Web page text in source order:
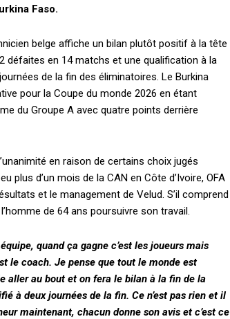
Faso.
belge affiche un bilan plutôt positif à la tête
défaites en 14 matchs et une qualification à la
de la fin des éliminatoires. Le Burkina
pour la Coupe du monde 2026 en étant
du Groupe A avec quatre points derrière
en raison de certains choix jugés
plus d’un mois de la CAN en Côte d’Ivoire, OFA
et le management de Velud. S’il comprend
de 64 ans poursuivre son travail.
quand ça gagne c’est les joueurs mais
le coach. Je pense que tout le monde est
aller au bout et on fera le bilan à la fin de la
à deux journées de la fin. Ce n’est pas rien et il
maintenant, chacun donne son avis et c’est ce